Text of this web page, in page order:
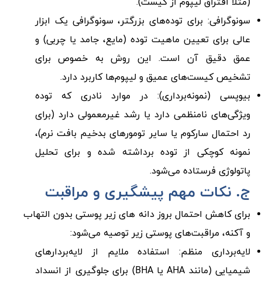
سونوگرافی: برای توده‌های بزرگتر، سونوگرافی یک ابزار
عالی برای تعیین ماهیت توده (مایع، جامد یا چربی) و
عمق دقیق آن است. این روش به خصوص برای
تشخیص کیست‌های عمیق و لیپوم‌ها کاربرد دارد.
بیوپسی (نمونه‌برداری): در موارد نادری که توده
ویژگی‌های نامنظمی دارد یا رشد غیرمعمولی دارد (برای
رد احتمال سارکوم یا سایر تومورهای بدخیم بافت نرم)،
نمونه کوچکی از توده برداشته شده و برای تحلیل
پاتولوژی فرستاده می‌شود.
ج. نکات مهم پیشگیری و مراقبت
برای کاهش احتمال بروز دانه های زیر پوستی بدون التهاب
و آکنه، مراقبت‌های پوستی زیر توصیه می‌شود:
لایه‌برداری منظم: استفاده ملایم از لایه‌بردارهای
شیمیایی (مانند AHA یا BHA) برای جلوگیری از انسداد